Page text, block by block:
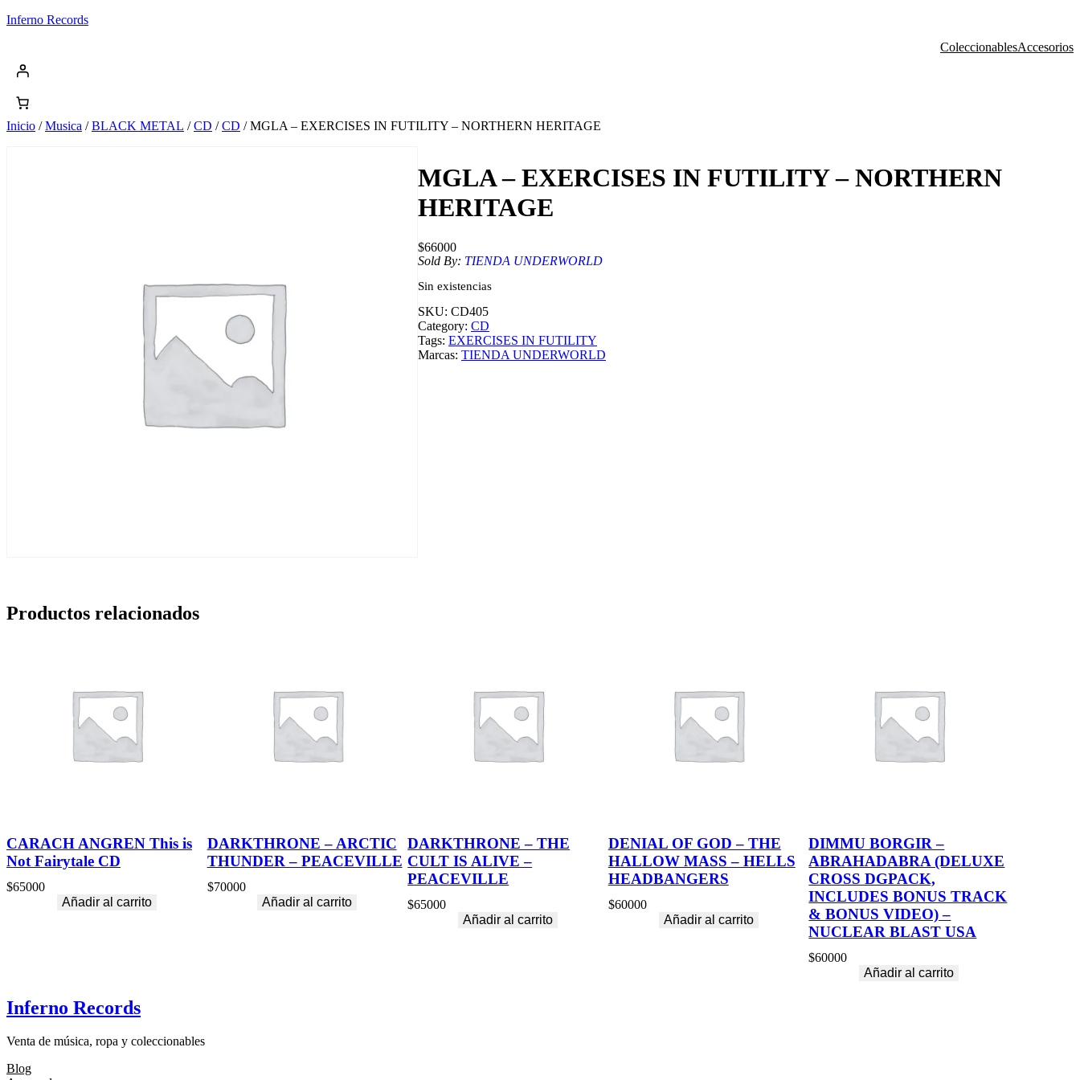
Saltar
Inferno Records
ColeccionablesAccesorios
Inicio /Musica /BLACK METAL /CD /CD / MGLA – EXERCISES IN FUTILITY – NORTHERN HERITAGE
MGLA – EXERCISES IN FUTILITY – NORTHERN
HERITAGE
$66000
Sold By: TIENDA UNDERWORLD
Sin existencias
SKU: CD405
Category: CD
Tags: EXERCISES IN FUTILITY
Marcas: TIENDA UNDERWORLD
Productos relacionados
CARACH ANGREN This is
Not Fairytale CD
$65000
Añadir al carrito
DARKTHRONE – ARCTIC
THUNDER – PEACEVILLE
$70000
Añadir al carrito
DARKTHRONE – THE
CULT IS ALIVE –
PEACEVILLE
$65000
Añadir al carrito
DENIAL OF GOD – THE
HALLOW MASS – HELLS
HEADBANGERS
$60000
Añadir al carrito
DIMMU BORGIR –
ABRAHADABRA (DELUXE
CROSS DGPACK,
INCLUDES BONUS TRACK
& BONUS VIDEO) –
NUCLEAR BLAST USA
$60000
Añadir al carrito
Inferno Records
Venta de música, ropa y coleccionables
Blog